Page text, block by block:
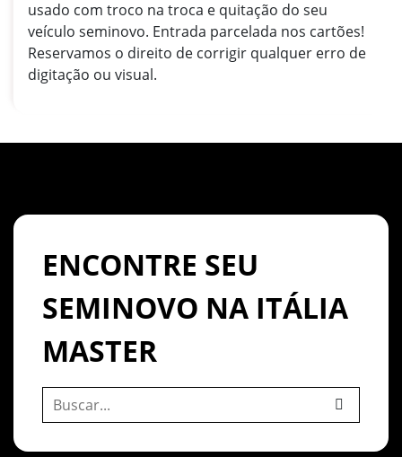
usado com troco na troca e quitação do seu
veículo seminovo. Entrada parcelada nos cartões!
Reservamos o direito de corrigir qualquer erro de
digitação ou visual.
ENCONTRE SEU
SEMINOVO NA ITÁLIA
MASTER